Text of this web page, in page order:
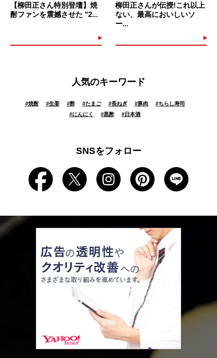
【柳田正さん特別登壇】焼
酎ファンを震撼させた "2...
柳田正さんが伝授!これ以上
ない、最高においしいソ
ー...
人気のキーワード
#焼酎 #生姜 #酢 #たまご #長ねぎ #豚肉 #ちらし寿司
#にんにく #黒酢 # 日本酒
SNSをフォロー